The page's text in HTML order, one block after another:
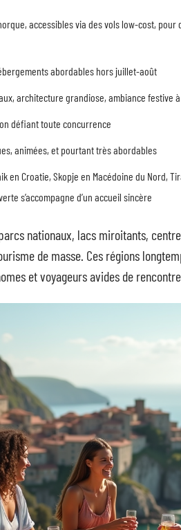
accessibles via des vols low-cost,
abordables hors juillet-août
architecture grandiose, ambiance festive
défiant toute concurrence
animées, et pourtant très abordables
en Croatie, Skopje en Macédoine du Nord,
s’accompagne d’un accueil sincère
nationaux, lacs miroitants,
de masse. Ces régions
et voyageurs avides de